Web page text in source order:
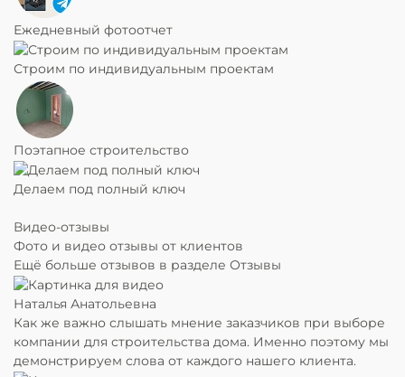
Ежедневный фотоотчет
Строим по индивидуальным проектам
Поэтапное строительство
Делаем под полный ключ
Видео-отзывы
Фото и видео отзывы от клиентов
Ещё больше отзывов в разделе Отзывы
Наталья Анатольевна
Как же важно слышать мнение заказчиков при выборе
компании для строительства дома. Именно поэтому мы
демонстрируем слова от каждого нашего клиента.